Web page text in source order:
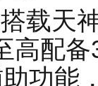
载天
高配
功能